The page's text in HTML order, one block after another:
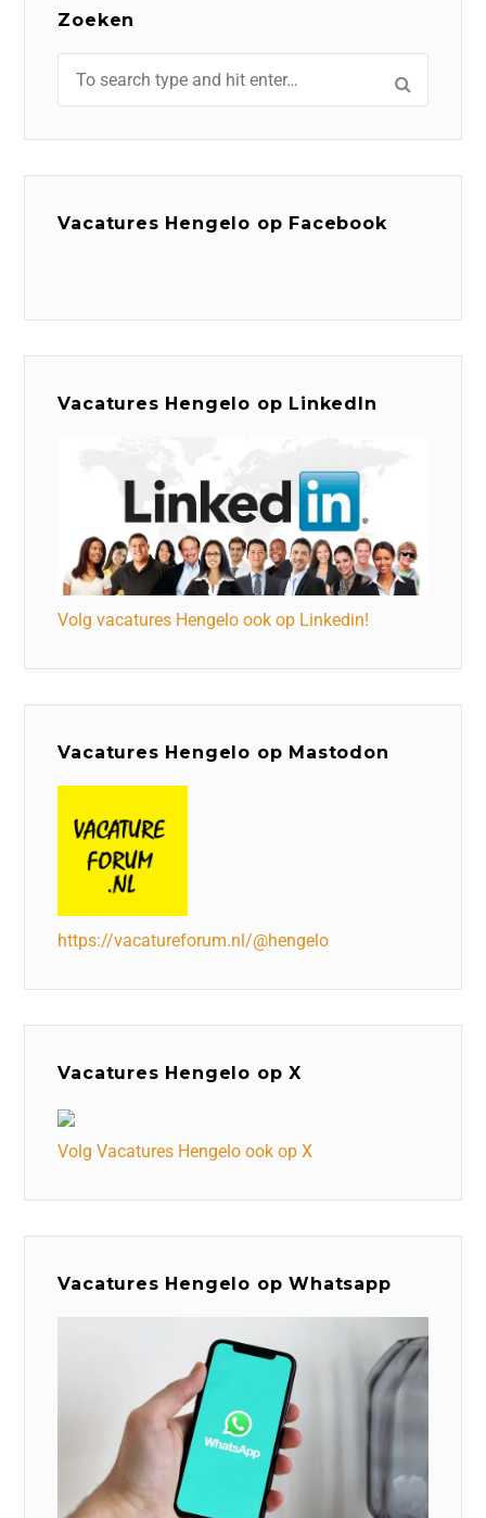
Zoeken
Vacatures Hengelo op Facebook
Vacatures Hengelo op LinkedIn
Volg vacatures Hengelo ook op Linkedin!
Vacatures Hengelo op Mastodon
https://vacatureforum.nl/@hengelo
Vacatures Hengelo op X
Volg Vacatures Hengelo ook op X
Vacatures Hengelo op Whatsapp